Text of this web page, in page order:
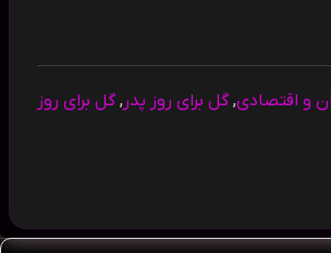
و اقتصادی, گل برای روز پدر , گل برای روز